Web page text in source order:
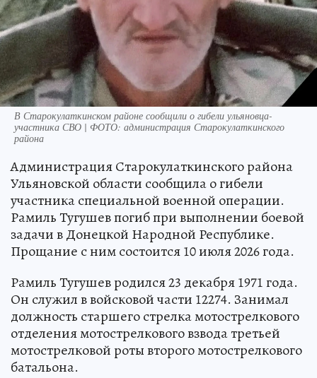
В Старокулаткинском районе сообщили о гибели ульяновца-
участника СВО | ФОТО: администрация Старокулаткинского
района
Администрация Старокулаткинского района
Ульяновской области сообщила о гибели
участника специальной военной операции.
Рамиль Тугушев погиб при выполнении боевой
задачи в Донецкой Народной Республике.
Прощание с ним состоится 10 июля 2026 года.
Рамиль Тугушев родился 23 декабря 1971 года.
Он служил в войсковой части 12274. Занимал
должность старшего стрелка мотострелкового
отделения мотострелкового взвода третьей
мотострелковой роты второго мотострелкового
батальона.